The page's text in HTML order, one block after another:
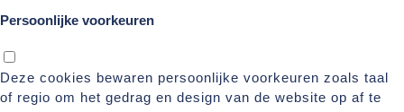
Persoonlijke voorkeuren
Deze cookies bewaren persoonlijke voorkeuren zoals taal
of regio om het gedrag en design van de website op af te